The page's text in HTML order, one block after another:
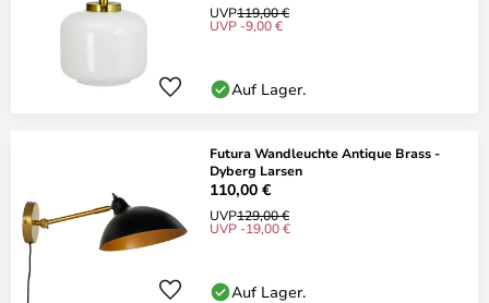
UVP119,00 €
UVP -9,00 €
Auf Lager.
Futura Wandleuchte Antique Brass -
Dyberg Larsen
110,00 €
UVP129,00 €
UVP -19,00 €
Auf Lager.